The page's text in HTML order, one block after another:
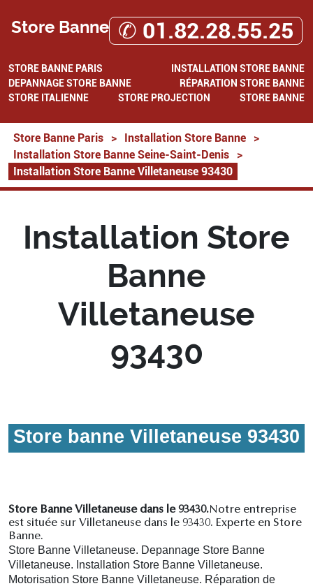
Store Banne ✆ 01.82.28.55.25
STORE BANNE PARIS
INSTALLATION STORE BANNE
DEPANNAGE STORE BANNE
RÉPARATION STORE BANNE
STORE ITALIENNE
STORE PROJECTION STORE BANNE
Store Banne Paris > Installation Store Banne
>
Installation Store Banne Seine-Saint-Denis
>
Installation Store Banne Villetaneuse 93430
Installation Store
Banne
Villetaneuse
93430
Store banne Villetaneuse 93430
Store Banne Villetaneuse dans le 93430.Notre entreprise
est située sur Villetaneuse dans le 93430. Experte en Store
Banne.
Store Banne Villetaneuse. Depannage Store Banne
Villetaneuse. Installation Store Banne Villetaneuse.
Motorisation Store Banne Villetaneuse. Réparation de